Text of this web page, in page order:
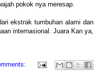
pokok nya meresap.
ekstrak tumbuhan alami
internasional. Juara Kan